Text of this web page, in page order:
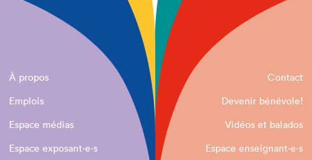
À propos
Contact
Emplois
Devenir bénévole!
Espace médias
Vidéos et balados
Espace exposant·e⋅s
Espace enseignant·e⋅s